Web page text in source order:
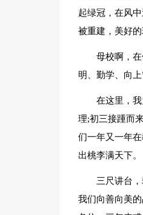
起绿冠，在风
被重建，美好的
母校啊，
明、勤学、向
在这里，
理;初三接踵而
们一年又一年
出桃李满天下。
三尺讲台
我们向善向美